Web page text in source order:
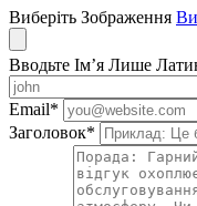
Виберіть Зображення
Вводьте Ім’я Лише
Email*
Заголовок*